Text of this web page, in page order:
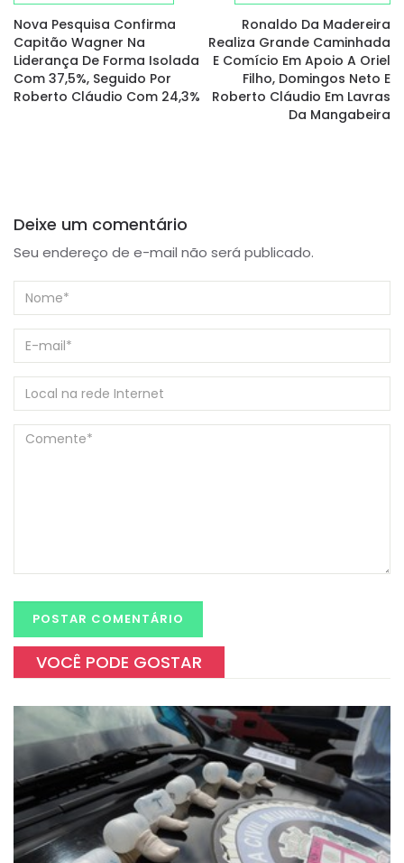
Nova Pesquisa Confirma
Capitão Wagner Na
Liderança De Forma Isolada
Com 37,5%, Seguido Por
Roberto Cláudio Com 24,3%
Ronaldo Da Madereira
Realiza Grande Caminhada
E Comício Em Apoio A Oriel
Filho, Domingos Neto E
Roberto Cláudio Em Lavras
Da Mangabeira
Deixe um comentário
Seu endereço de e-mail não será publicado.
VOCÊ PODE GOSTAR